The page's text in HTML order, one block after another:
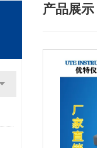
产品展示